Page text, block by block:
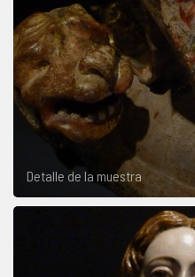
Detalle de la muestra